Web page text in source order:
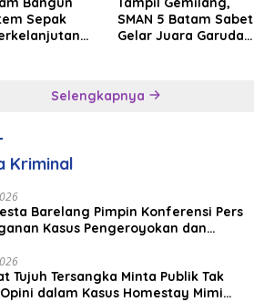
Sepak
SMAN 5 Batam Sabet
Gelar Juara Garuda
Selengkapnya
Kriminal
Barelang Pimpin Konferensi Pers
Kasus Pengeroyokan dan
Tujuh Tersangka Minta Publik Tak
dalam Kasus Homestay Mimi